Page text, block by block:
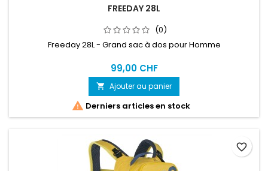
FREEDAY 28L
(0)
Freeday 28L - Grand sac à dos pour Homme
99,00 CHF
 Ajouter au panier
 Derniers articles en stock
favorite_border